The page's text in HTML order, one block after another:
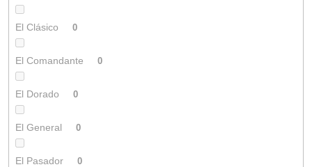
El Clásico 0
El Comandante 0
El Dorado 0
El General 0
El Pasador 0